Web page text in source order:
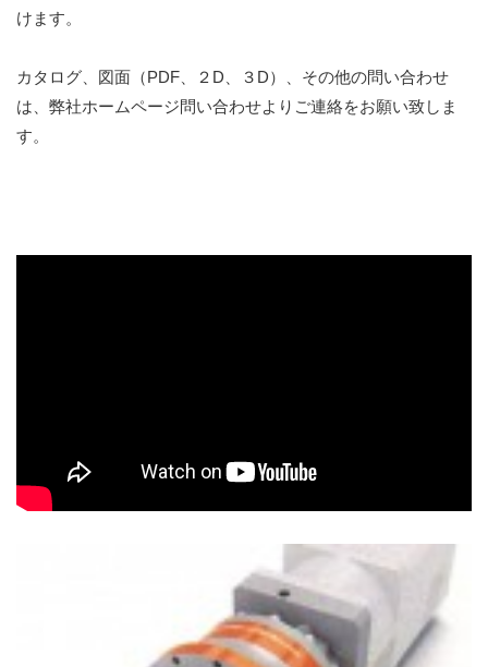
けます。
カタログ、図面（PDF、２D、３D）、その他の問い合わせ
は、弊社ホームページ問い合わせよりご連絡をお願い致しま
す。